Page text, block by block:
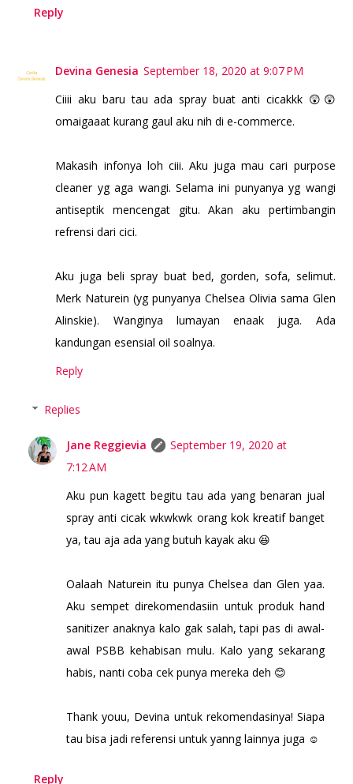
Reply
Devina Genesia September 18, 2020 at 9:07 PM
Ciiii aku baru tau ada spray buat anti cicakkk 😲😲
omaigaaat kurang gaul aku nih di e-commerce.
Makasih infonya loh ciii. Aku juga mau cari purpose
cleaner yg aga wangi. Selama ini punyanya yg wangi
antiseptik mencengat gitu. Akan aku pertimbangin
refrensi dari cici.
Aku juga beli spray buat bed, gorden, sofa, selimut.
Merk Naturein (yg punyanya Chelsea Olivia sama Glen
Alinskie). Wanginya lumayan enaak juga. Ada
kandungan esensial oil soalnya.
Reply
Replies
Jane Reggievia
September 19, 2020 at
7:12 AM
Aku pun kagett begitu tau ada yang benaran jual
spray anti cicak wkwkwk orang kok kreatif banget
ya, tau aja ada yang butuh kayak aku 😆
Oalaah Naturein itu punya Chelsea dan Glen yaa.
Aku sempet direkomendasiin untuk produk hand
sanitizer anaknya kalo gak salah, tapi pas di awal-
awal PSBB kehabisan mulu. Kalo yang sekarang
habis, nanti coba cek punya mereka deh 😊
Thank youu, Devina untuk rekomendasinya! Siapa
tau bisa jadi referensi untuk yanng lainnya juga ☺️
Reply